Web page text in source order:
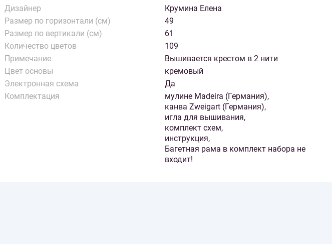
Дизайнер
Крумина Елена
Размер по горизонтали (см)
49
Размер по вертикали (см)
61
Количество цветов
109
Примечание
Вышивается крестом в 2 нити
Цвет основы
кремовый
Электронная схема
Да
Комплектация
мулине Madeira (Германия),
канва Zweigart (Германия),
игла для вышивания,
комплект схем,
инструкция,
Багетная рама в комплект набора не
входит!